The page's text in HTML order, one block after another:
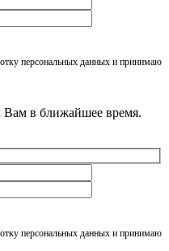
персональных данных и принимаю
Вам в ближайшее время.
персональных данных и принимаю